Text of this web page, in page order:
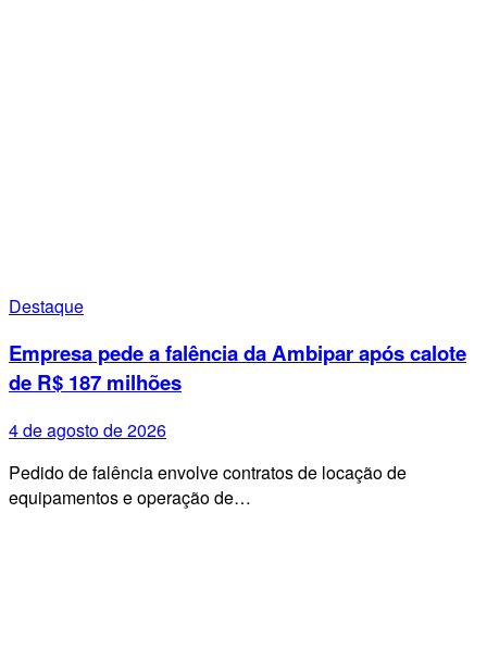
Destaque
Empresa pede a falência da Ambipar após calote
de R$ 187 milhões
4 de agosto de 2026
Pedido de falência envolve contratos de locação de
equipamentos e operação de…